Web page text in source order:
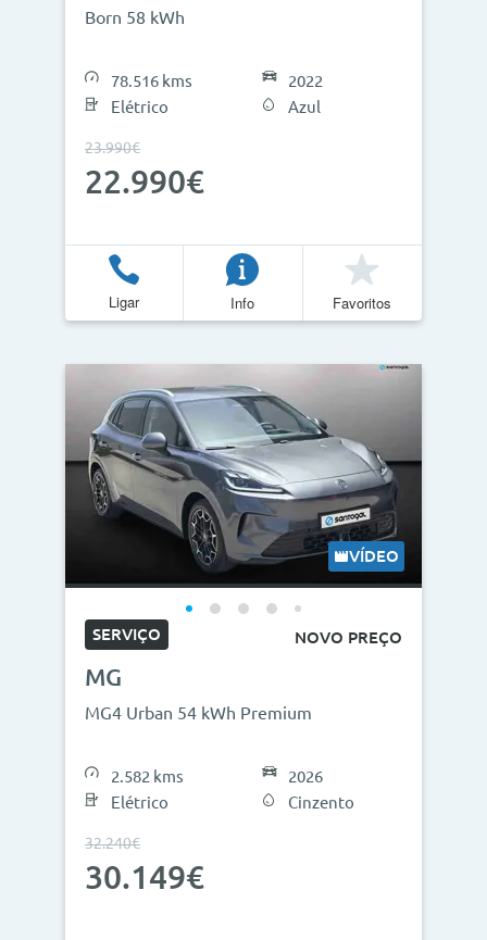
Born 58 kWh
78.516 kms
Elétrico
2022
Azul
23.990€
22.990€
Ligar Info Favoritos
VÍDEO
SERVIÇO NOVO PREÇO
MG
MG4 Urban 54 kWh Premium
2.582 kms
Elétrico
2026
Cinzento
32.240€
30.149€